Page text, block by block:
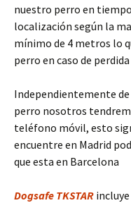
nuestro perro en
localización según la
mínimo de 4 metros lo
perro en caso de perdida
Independientemente
perro nosotros
teléfono móvil, esto
encuentre en Madrid
que esta en Barcelona
Dogsafe TKSTAR